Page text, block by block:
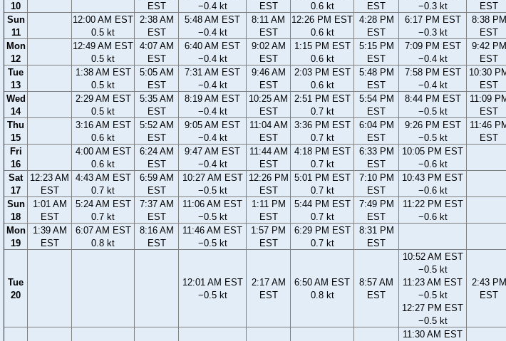
10
EST
−0.4 kt
EST
0.6 kt
EST
−0.3 kt
EST
Sun
11
12:00 AM EST
0.5 kt
2:38 AM
EST
5:48 AM EST
−0.4 kt
8:11 AM
EST
12:26 PM EST
0.6 kt
4:28 PM
EST
6:17 PM EST
−0.3 kt
8:38 PM
EST
Mon
12
12:49 AM EST
0.5 kt
4:07 AM
EST
6:40 AM EST
−0.4 kt
9:02 AM
EST
1:15 PM EST
0.6 kt
5:15 PM
EST
7:09 PM EST
−0.4 kt
9:42 PM
EST
Tue
13
1:38 AM EST
0.5 kt
5:05 AM
EST
7:31 AM EST
−0.4 kt
9:46 AM
EST
2:03 PM EST
0.6 kt
5:48 PM
EST
7:58 PM EST
−0.4 kt
10:30
EST
Wed
14
2:29 AM EST
0.5 kt
5:35 AM
EST
8:19 AM EST
−0.4 kt
10:25 AM
EST
2:51 PM EST
0.7 kt
5:54 PM
EST
8:44 PM EST
−0.5 kt
11:09
EST
Thu
15
3:16 AM EST
0.6 kt
5:52 AM
EST
9:05 AM EST
−0.4 kt
11:04 AM
EST
3:36 PM EST
0.7 kt
6:04 PM
EST
9:26 PM EST
−0.5 kt
11:46
EST
Fri
16
4:00 AM EST
0.6 kt
6:24 AM
EST
9:47 AM EST
−0.4 kt
11:44 AM
EST
4:18 PM EST
0.7 kt
6:33 PM
EST
10:05 PM EST
−0.6 kt
Sat
17
12:23 AM
EST
4:43 AM EST
0.7 kt
6:59 AM
EST
10:27 AM EST
−0.5 kt
12:26 PM
EST
5:01 PM EST
0.7 kt
7:10 PM
EST
10:43 PM EST
−0.6 kt
Sun
18
1:01 AM
EST
5:24 AM EST
0.7 kt
7:37 AM
EST
11:06 AM EST
−0.5 kt
1:11 PM
EST
5:44 PM EST
0.7 kt
7:49 PM
EST
11:22 PM EST
−0.6 kt
Mon
19
1:39 AM
EST
6:07 AM EST
0.8 kt
8:16 AM
EST
11:46 AM EST
−0.5 kt
1:57 PM
EST
6:29 PM EST
0.7 kt
8:31 PM
EST
Tue
20
12:01 AM EST
−0.5 kt
2:17 AM
EST
6:50 AM EST
0.8 kt
8:57 AM
EST
10:52 AM EST
−0.5 kt
11:23 AM EST
−0.5 kt
12:27 PM EST
−0.5 kt
2:43 PM
EST
11:30 AM EST